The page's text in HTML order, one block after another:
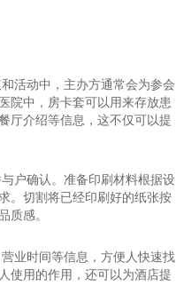
活动中，主办方通常会为参会
院中，房卡套可以用来存放患
厅介绍等信息，这不仅可以提
户确认。准备印刷材料根据设
。切割将已经印刷好的纸张按
质感。
业时间等信息，方便人快速找
使用的作用，还可以为酒店提